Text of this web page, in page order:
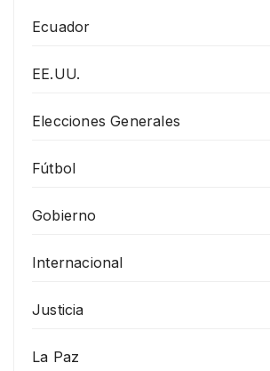
Ecuador
EE.UU.
Elecciones Generales
Fútbol
Gobierno
Internacional
Justicia
La Paz